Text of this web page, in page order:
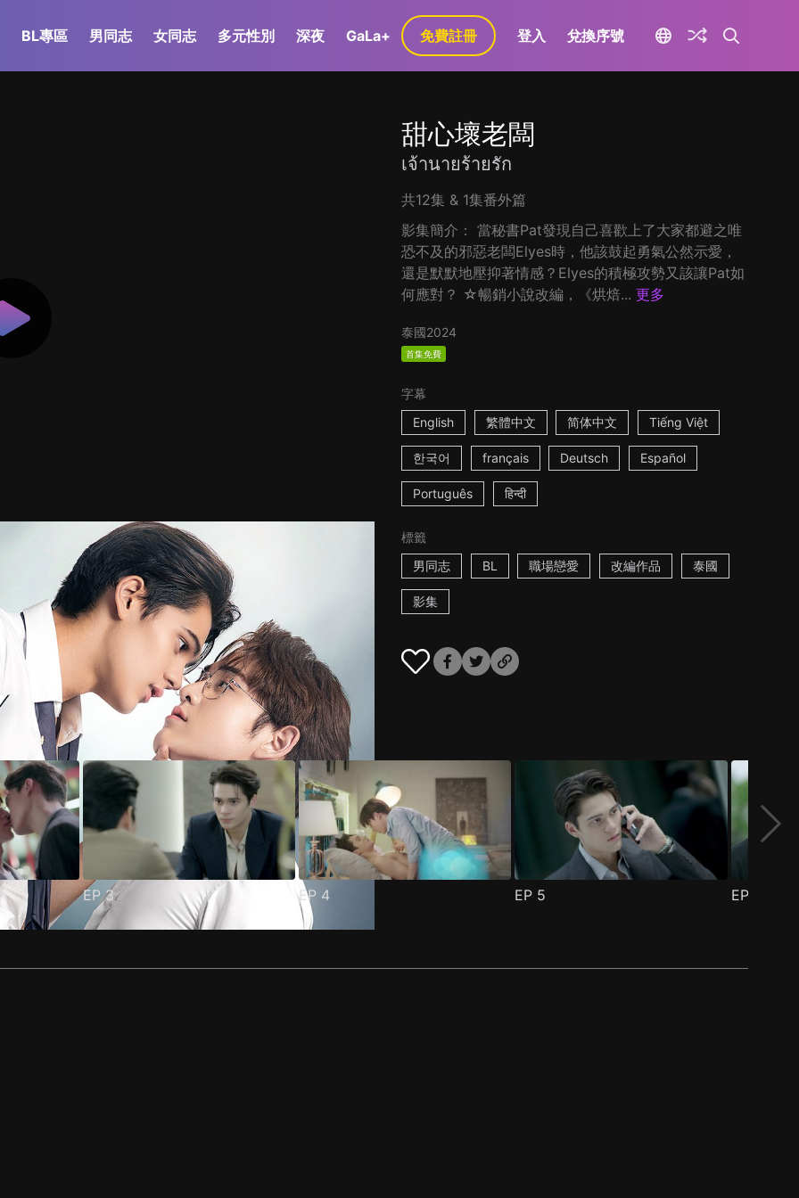
BL專區 男同志 女同志 多元性別 深夜 GaLa+ 免費註冊 登入 兌換序號
甜心壞老闆
เจ้านายร้ายรัก
共12集 & 1集番外篇
影集簡介： 當秘書Pat發現自己喜歡上了大家都避之唯
恐不及的邪惡老闆Elyes時，他該鼓起勇氣公然示愛，
還是默默地壓抑著情感？Elyes的積極攻勢又該讓Pat如
何應對？ ☆暢銷小說改編，《烘焙... 更多
泰國2024
首集免費
字幕
English
繁體中文 简体中文 Tiếng Việt
한국어 français Deutsch Español
Português हिन्दी
標籤
男同志
BL 職場戀愛 改編作品 泰國
影集
EP3 EP 4 EP 5 EP